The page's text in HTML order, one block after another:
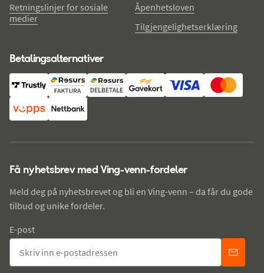
Retningslinjer for sosiale
medier
Åpenhetsloven
Tilgjengelighetserklæring
Betalingsalternativer
Få nyhetsbrev med Ving-venn-fordeler
Meld deg på nyhetsbrevet og bli en Ving-venn – da får du gode
tilbud og unike fordeler.
E-post